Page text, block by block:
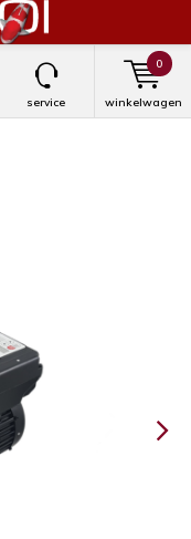
service winkelwagen
0